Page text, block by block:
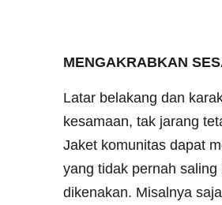
MENGAKRABKAN
Latar belakang dan
kesamaan, tak jarang
Jaket komunitas dapat
yang tidak pernah
dikenakan. Misalnya